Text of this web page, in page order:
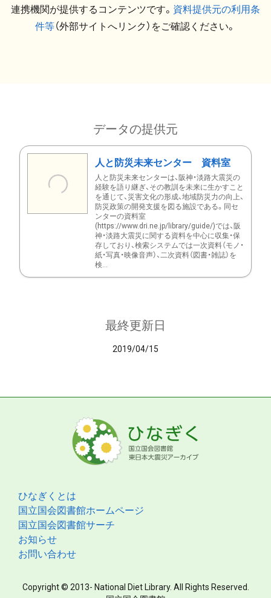
連携機関が提供するコンテンツです。 資料提供元の利用条
件等（外部サイトへリンク）をご確認ください。
データの提供元
人と防災未来センター 資料室
人と防災未来センターは、阪神・淡路大震災の
経験を語り継ぎ、その教訓を未来に生かすこと
を通じて、災害文化の形成、地域防災力の向上、
防災政策の開発支援を図る施設である。同セ
ンターの資料室
(https://www.dri.ne.jp/library/guide/)では、阪
神・淡路大震災に関する資料を中心に収集・保
存しており、検索システムでは一次資料（モノ・
紙・写真・映像音声）、二次資料（図書・雑誌）を
検...
最終更新日
2019/04/15
ひなぎくとは
国立国会図書館ホームページ
国立国会図書館サーチ
お知らせ
お問い合わせ
Copyright © 2013- National Diet Library. All Rights Reserved.